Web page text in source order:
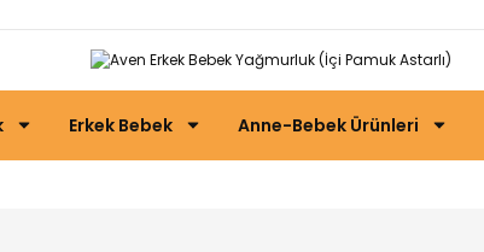
Erkek Bebek Anne-Bebek Ürünleri